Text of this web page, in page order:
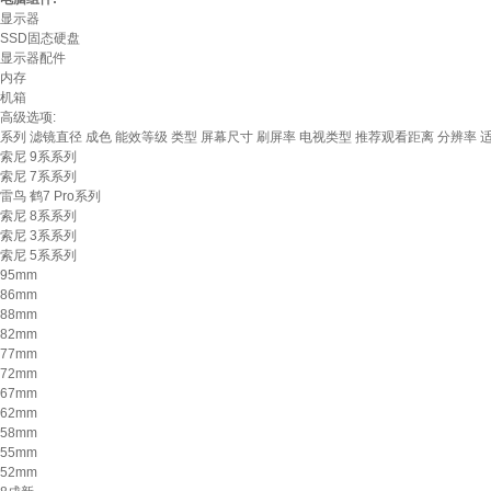
显示器
SSD固态硬盘
显示器配件
内存
机箱
高级选项:
系列 滤镜直径 成色 能效等级 类型 屏幕尺寸 刷屏率 电视类型 推荐观看距离 分辨率
索尼 9系系列
索尼 7系系列
雷鸟 鹤7 Pro系列
索尼 8系系列
索尼 3系系列
索尼 5系系列
95mm
86mm
88mm
82mm
77mm
72mm
67mm
62mm
58mm
55mm
52mm